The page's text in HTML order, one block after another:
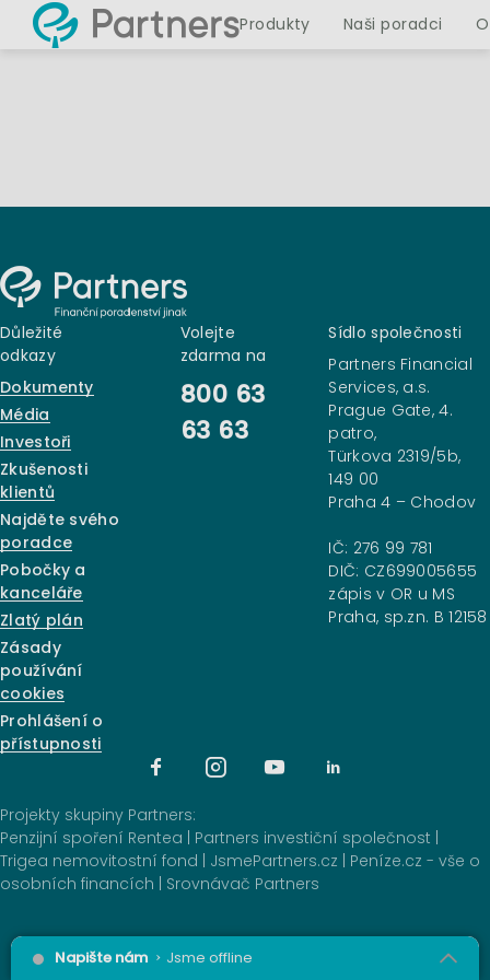
Produkty Naši poradci
Důležité
odkazy
Dokumenty
Média
Investoři
Zkušenosti
klientů
Najděte svého
poradce
Pobočky a
kanceláře
Zlatý plán
Zásady
používání
cookies
Prohlášení o
přístupnosti
Volejte
zdarma na
800 63
63 63
Sídlo společnosti
Partners Financial
Services, a.s.
Prague Gate, 4.
patro,
Türkova 2319/5b,
149 00
Praha 4 – Chodov
IČ: 276 99 781
DIČ: CZ699005655
zápis v OR u MS
Praha, sp.zn. B 12158
Projekty skupiny Partners:
Penzijní spoření Rentea
Partners investiční společnost
Trigea nemovitostní fond
JsmePartners.cz
Peníze.cz - vše o
osobních financích
Srovnávač Partners
2025 © Partners Financial Services, a.s.
Napište nám Jsme offline